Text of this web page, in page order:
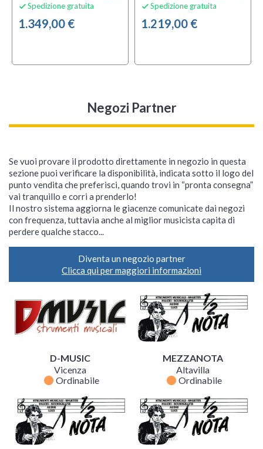
 Spedizione gratuita
1.349,00 €
 Spedizione gratuita
1.219,00 €
Negozi Partner
Se vuoi provare il prodotto direttamente in negozio in questa
sezione puoi verificare la disponibilità, indicata sotto il logo del
punto vendita che preferisci, quando trovi in “pronta consegna”
vai tranquillo e corri a prenderlo!
Il nostro sistema aggiorna le giacenze comunicate dai negozi
con frequenza, tuttavia anche al miglior musicista capita di
perdere qualche stacco...
Diventa un negozio partner
Clicca qui per maggiori informazioni
D-MUSIC
Vicenza
fiber_manual_record Ordinabile
MEZZANOTA
Altavilla
fiber_manual_record Ordinabile